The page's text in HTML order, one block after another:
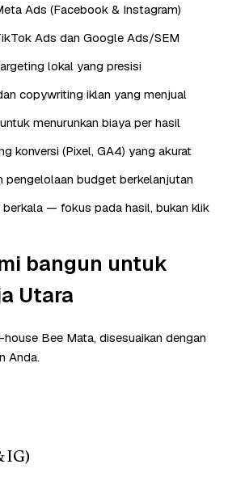
Ads (Facebook & Instagram)
Ads dan Google Ads/SEM
lokal yang presisi
copywriting iklan yang menjual
menurunkan biaya per hasil
konversi (Pixel, GA4) yang akurat
pengelolaan budget berkelanjutan
berkala — fokus pada hasil, bukan klik
bangun untuk
Utara
Bee Mata, disesuaikan dengan
Anda.
IG)